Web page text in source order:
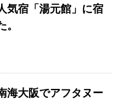
気宿「湯元館」に宿
海大阪でアフタヌー